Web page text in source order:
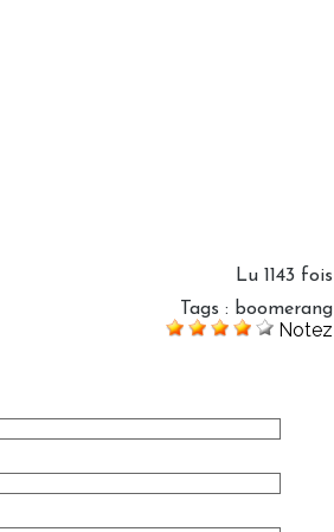
Lu 1143 fois
Tags : boomerang
Notez